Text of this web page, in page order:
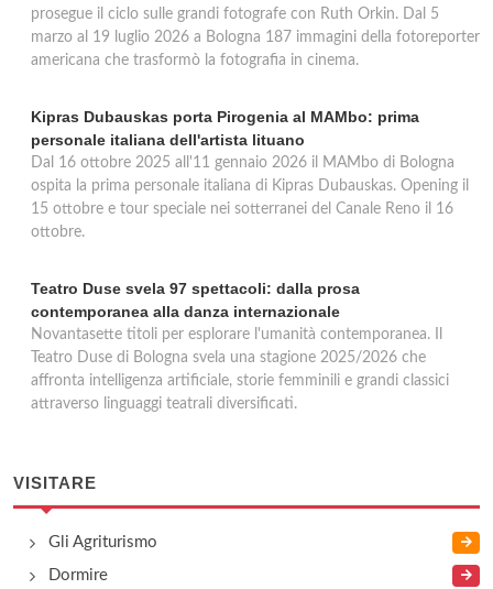
prosegue il ciclo sulle grandi fotografe con Ruth Orkin. Dal 5
marzo al 19 luglio 2026 a Bologna 187 immagini della fotoreporter
americana che trasformò la fotografia in cinema.
Kipras Dubauskas porta Pirogenia al MAMbo: prima
personale italiana dell'artista lituano
Dal 16 ottobre 2025 all'11 gennaio 2026 il MAMbo di Bologna
ospita la prima personale italiana di Kipras Dubauskas. Opening il
15 ottobre e tour speciale nei sotterranei del Canale Reno il 16
ottobre.
Teatro Duse svela 97 spettacoli: dalla prosa
contemporanea alla danza internazionale
Novantasette titoli per esplorare l'umanità contemporanea. Il
Teatro Duse di Bologna svela una stagione 2025/2026 che
affronta intelligenza artificiale, storie femminili e grandi classici
attraverso linguaggi teatrali diversificati.
VISITARE
Gli Agriturismo
Dormire